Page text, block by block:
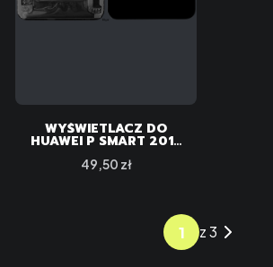
WYŚWIETLACZ DO
HUAWEI P SMART 2019
Cena
49,50 zł
z 3